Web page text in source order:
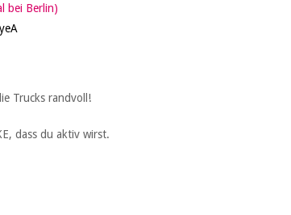
bei Berlin)
Trucks randvoll!
dass du aktiv wirst.